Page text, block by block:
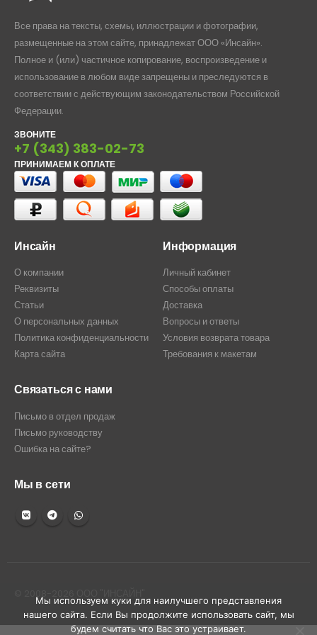
Все права на тексты, схемы, иллюстрации и фотографии,
размещенные на этом сайте, принадлежат ООО «Инсайн».
Полное и (или) частичное копирование, воспроизведение и
использование в любом виде запрещены и преследуются в
соответствии с действующим законодательством Российской
Федерации.
ЗВОНИТЕ
+7 (343) 383-02-73
ПРИНИМАЕМ К ОПЛАТЕ
Инсайн
О компании
Реквизиты
Статьи
О персональных данных
Политика конфиденциальности
Карта сайта
Информация
Личный кабинет
Способы оплаты
Доставка
Вопросы и ответы
Условия возврата товара
Требования к макетам
Связаться с нами
Письмо в отдел продаж
Письмо руководству
Ошибка на сайте?
Мы в сети
© 2008-2026 ООО "ИНСАЙН"
Мы используем куки для наилучшего представления
нашего сайта. Если Вы продолжите использовать сайт, мы
будем считать что Вас это устраивает.